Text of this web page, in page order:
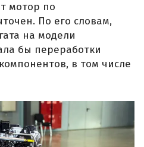
мотор по
По его словам,
на модели
бы переработки
в том числе